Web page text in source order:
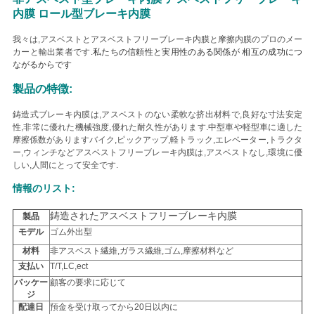
さ
い
引
用
を
要
求
し
な
さ
内膜 ロール型ブレーキ内膜
我々は,アスベストとアスベストフリーブレーキ内膜と摩擦内膜のプロのメー
カーと輸出業者です.私たちの信頼性と実用性のある関係が 相互の成功につ
ながるからです
製品の特徴:
鋳造式ブレーキ内膜は,アスベストのない柔軟な挤出材料で,良好な寸法安定
性,非常に優れた機械強度,優れた耐久性があります.中型車や軽型車に適した
摩擦係数がありますバイク,ピックアップ,軽トラック,エレベーター,トラクタ
ー,ウィンチなどアスベストフリーブレーキ内膜は,アスベストなし,環境に優
しい,人間にとって安全です.
情報のリスト:
製品 鋳造されたアスベストフリーブレーキ内膜
モデル
ゴム外出型
材料
非アスベスト繊維,ガラス繊維,ゴム,摩擦材料など
支払い
T/T,LC,ect
パッケー
ジ
顧客の要求に応じて
配達日 預金を受け取ってから20日以内に